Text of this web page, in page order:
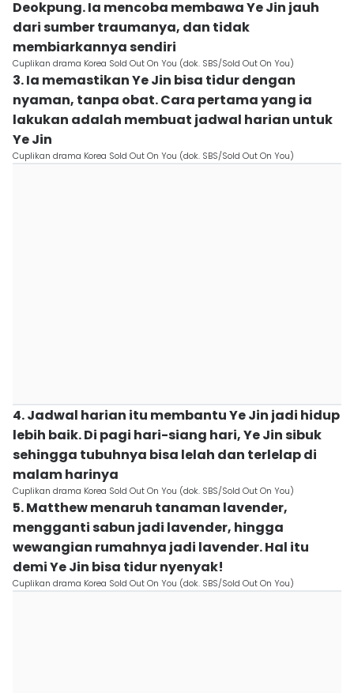
Deokpung. Ia mencoba membawa Ye Jin jauh
dari sumber traumanya, dan tidak
membiarkannya sendiri
Cuplikan drama Korea Sold Out On You (dok. SBS/Sold Out On You)
3. Ia memastikan Ye Jin bisa tidur dengan
nyaman, tanpa obat. Cara pertama yang ia
lakukan adalah membuat jadwal harian untuk
Ye Jin
Cuplikan drama Korea Sold Out On You (dok. SBS/Sold Out On You)
4. Jadwal harian itu membantu Ye Jin jadi hidup
lebih baik. Di pagi hari-siang hari, Ye Jin sibuk
sehingga tubuhnya bisa lelah dan terlelap di
malam harinya
Cuplikan drama Korea Sold Out On You (dok. SBS/Sold Out On You)
5. Matthew menaruh tanaman lavender,
mengganti sabun jadi lavender, hingga
wewangian rumahnya jadi lavender. Hal itu
demi Ye Jin bisa tidur nyenyak!
Cuplikan drama Korea Sold Out On You (dok. SBS/Sold Out On You)